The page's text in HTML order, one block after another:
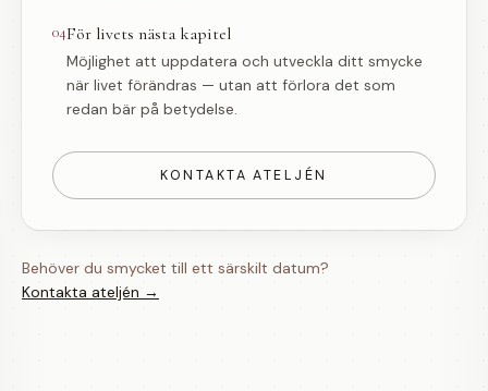
04För livets nästa kapitel
Möjlighet att uppdatera och utveckla ditt smycke
när livet förändras — utan att förlora det som
redan bär på betydelse.
KONTAKTA ATELJÉN
Behöver du smycket till ett särskilt datum?
Kontakta ateljén →